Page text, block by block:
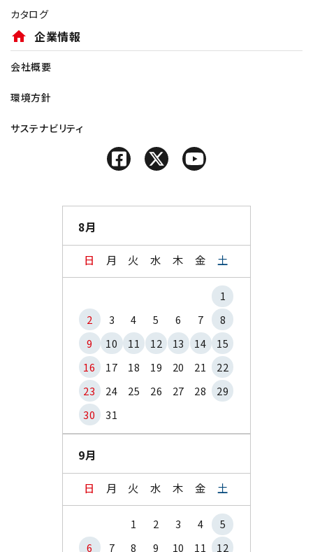
カタログ
home 企業情報
会社概要
環境方針
サステナビリティ
8月
日 月 火 水 木 金 土
1
2
3 4 5 6 7
8
9
10 11 12 13 14
15
16
17 18 19 20 21
22
23
24 25 26 27 28
29
30
31
9月
日 月 火 水 木 金 土
1 2 3 4
5
6
7 8 9 10 11 12